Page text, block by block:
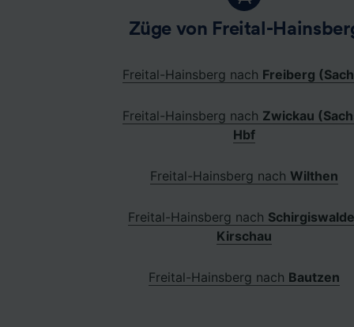
Züge von Freital-
Freital-Hainsberg nach Freiberg
Freital-Hainsberg nach Zwickau
Hbf
Freital-Hainsberg nach Wilthen
Freital-Hainsberg nach
Kirschau
Freital-Hainsberg nach Bautzen